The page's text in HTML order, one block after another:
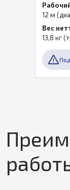
12 м
Вес
13,8 кг